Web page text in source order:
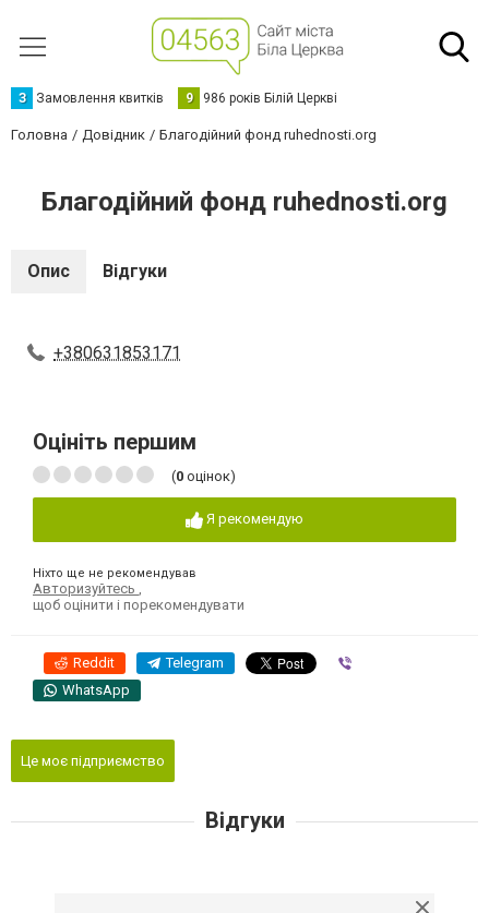
З Замовлення квитків 9 986 років Білій Церкві
Головна Довідник Благодійний фонд ruhednosti.org
Благодійний фонд ruhednosti.org
Опис Відгуки
+380631853171
Оцініть першим
(0 оцінок)
Я рекомендую
Ніхто ще не рекомендував
Авторизуйтесь
щоб оцінити і порекомендувати
Reddit Telegram
WhatsApp
Це моє підприємство
Відгуки